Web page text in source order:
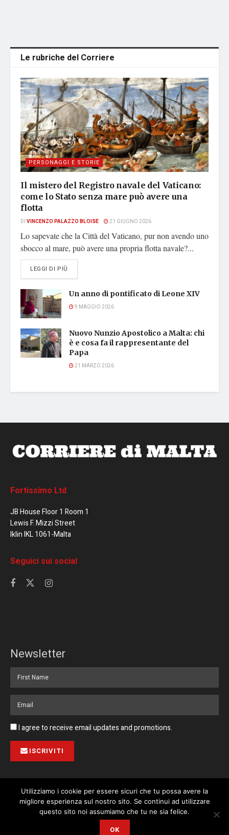
Le rubriche del Corriere
PERSONAGGI E STORIE
Il mistero del Registro navale del Vaticano:
come lo Stato senza mare può avere una
flotta
DI VINCENZO PALAZZO BLOISE 21 GIUGNO 2026
Lo sapevate che la Città del Vaticano, pur non avendo uno
sbocco al mare, può avere una propria flotta navale?...
LEGGI DI PIÙ
Un anno di pontificato di Leone XIV
9 MAGGIO 2026
Nuovo Nunzio Apostolico a Malta: chi
è e cosa fa il rappresentante del
Papa
21 MARZO 2026
Fortissimo Ltd
JB House Floor 1 Room 1
Lewis F. Mizzi Street
Iklin IKL 1061-Malta
Seguici sui social
Newsletter
I agree to receive email updates and promotions.
ISCRIVITI
Pubblicità Collabora con noi Contatto Privacy Policy
© 2023 Corriere di Malta / Fortissimo Ltd
This website uses cookies. By continuing to use this website you are
Utilizziamo i cookie per essere sicuri che tu possa avere la
migliore esperienza sul nostro sito. Se continui ad utilizzare
questo sito noi assumiamo che tu ne sia felice.
OK